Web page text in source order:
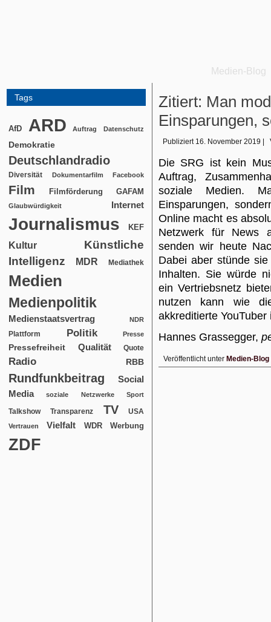
Medien-Blog
Tags
AfD ARD Auftrag Datenschutz
Demokratie
Deutschlandradio
Diversität Dokumentarfilm Facebook
Film Filmförderung GAFAM
Glaubwürdigkeit Internet
Journalismus KEF
Kultur
Künstliche
Intelligenz
MDR Mediathek
Medien
Medienpolitik
Medienstaatsvertrag NDR
Plattform Politik Presse
Pressefreiheit Qualität Quote
Radio RBB
Rundfunkbeitrag
Social
Media
soziale Netzwerke Sport
Talkshow Transparenz TV USA
Vertrauen Vielfalt WDR Werbung
ZDF
Zitiert: Man
Einsparungen,
Publiziert 16. November 2019
Die SRG ist kein
Auftrag,
soziale Medien.
Einsparungen,
Online macht es
Netzwerk für News
senden wir heute
Dabei aber stünde
Inhalten. Sie würde
ein Vertriebsnetz
nutzen kann wie
akkreditierte
Hannes Grassegger,
Veröffentlicht unter Medien-Blog